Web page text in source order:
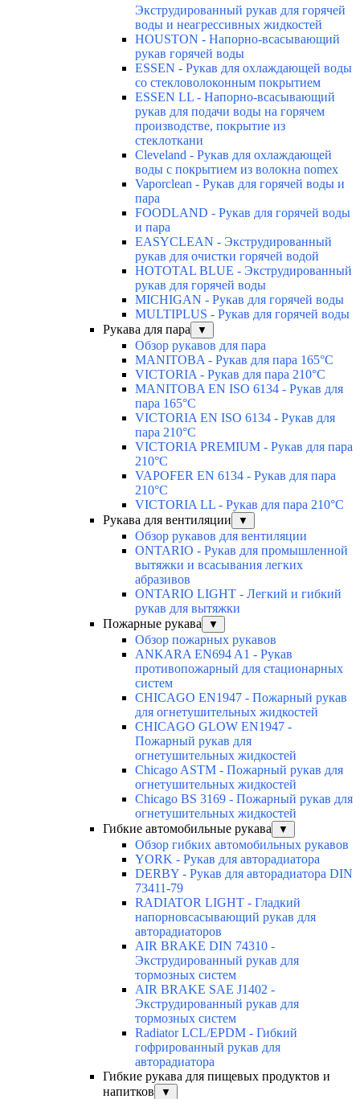
Экструдированный рукав для горячей
воды и неагрессивных жидкостей
HOUSTON - Напорно-всасывающий
рукав горячей воды
ESSEN - Рукав для охлаждающей воды
со стекловолоконным покрытием
ESSEN LL - Напорно-всасывающий
рукав для подачи воды на горячем
производстве, покрытие из
стеклоткани
Cleveland - Рукав для охлаждающей
воды с покрытием из волокна nomex
Vaporclean - Рукав для горячей воды и
пара
FOODLAND - Рукав для горячей воды
и пара
EASYCLEAN - Экструдированный
рукав для очистки горячей водой
HOTOTAL BLUE - Экструдированный
рукав для горячей воды
MICHIGAN - Рукав для горячей воды
MULTIPLUS - Рукав для горячей воды
Рукава для пара
▼
Обзор рукавов для пара
MANITOBA - Рукав для пара 165°C
VICTORIA - Рукав для пара 210°C
MANITOBA EN ISO 6134 - Рукав для
пара 165°C
VICTORIA EN ISO 6134 - Рукав для
пара 210°C
VICTORIA PREMIUM - Рукав для пара
210°C
VAPOFER EN 6134 - Рукав для пара
210°C
VICTORIA LL - Рукав для пара 210°C
Рукава для вентиляции
▼
Обзор рукавов для вентиляции
ONTARIO - Рукав для промышленной
вытяжки и всасывания легких
абразивов
ONTARIO LIGHT - Легкий и гибкий
рукав для вытяжки
Пожарные рукава
▼
Обзор пожарных рукавов
ANKARA EN694 A1 - Рукав
противопожарный для стационарных
систем
CHICAGO EN1947 - Пожарный рукав
для огнетушительных жидкостей
CHICAGO GLOW EN1947 -
Пожарный рукав для
огнетушительных жидкостей
Chicago ASTM - Пожарный рукав для
огнетушительных жидкостей
Chicago BS 3169 - Пожарный рукав для
огнетушительных жидкостей
Гибкие автомобильные рукава
▼
Обзор гибких автомобильных рукавов
YORK - Рукав для авторадиатора
DERBY - Рукав для авторадиатора DIN
73411-79
RADIATOR LIGHT - Гладкий
напорновсасывающий рукав для
авторадиаторов
AIR BRAKE DIN 74310 -
Экструдированный рукав для
тормозных систем
AIR BRAKE SAE J1402 -
Экструдированный рукав для
тормозных систем
Radiator LCL/EPDM - Гибкий
гофрированный рукав для
авторадиатора
Гибкие рукава для пищевых продуктов и
напитков
▼